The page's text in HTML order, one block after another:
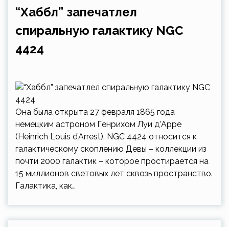
“Хаббл” запечатлел
спиральную галактику NGC
4424
Она была открыта 27 февраля 1865 года
немецким астроном Генрихом Луи д’Арре
(Heinrich Louis d’Arrest). NGC 4424 относится к
галактическому скоплению Девы – коллекции из
почти 2000 галактик – которое простирается на
15 миллионов световых лет сквозь пространство.
Галактика, как…